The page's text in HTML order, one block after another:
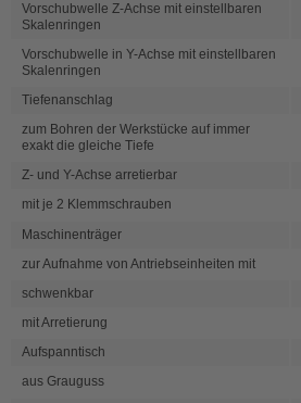
Vorschubwelle Z-Achse mit einstellbaren
Skalenringen
Vorschubwelle in Y-Achse mit einstellbaren
Skalenringen
Tiefenanschlag
zum Bohren der Werkstücke auf immer
exakt die gleiche Tiefe
Z- und Y-Achse arretierbar
mit je 2 Klemmschrauben
Maschinenträger
zur Aufnahme von Antriebseinheiten mit
schwenkbar
mit Arretierung
Aufspanntisch
aus Grauguss